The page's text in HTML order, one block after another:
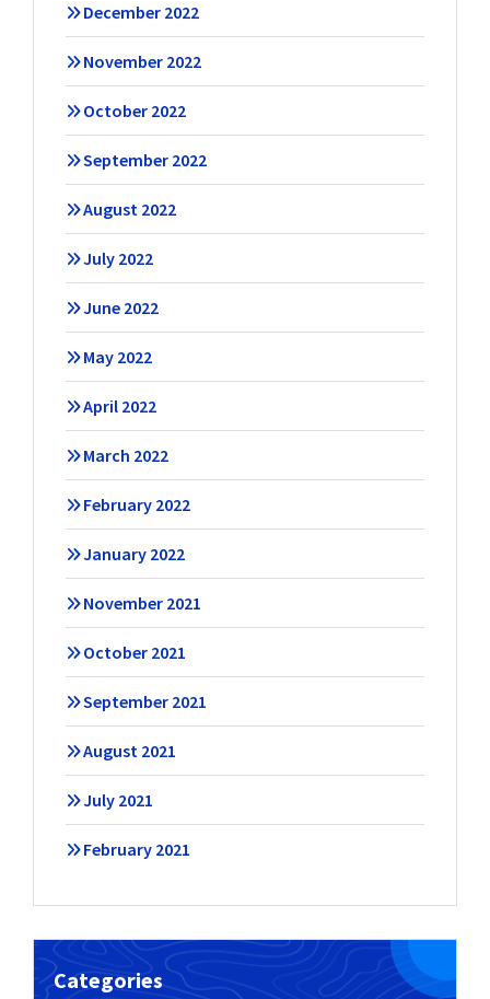
December 2022
November 2022
October 2022
September 2022
August 2022
July 2022
June 2022
May 2022
April 2022
March 2022
February 2022
January 2022
November 2021
October 2021
September 2021
August 2021
July 2021
February 2021
Categories